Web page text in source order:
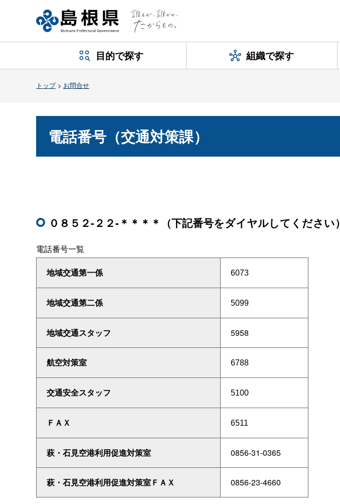
目的で探す 組織で探す
トップ> お問合せ
電話番号（交通対策課）
０８５２-２２-＊＊＊＊（下記番号をダイヤルしてください）
電話番号一覧
地域交通第一係 6073
地域交通第二係 5099
地域交通スタッフ 5958
航空対策室 6788
交通安全スタッフ 5100
ＦＡＸ 6511
萩・石見空港利用促進対策室 0856-31-0365
萩・石見空港利用促進対策室ＦＡＸ 0856-23-4660